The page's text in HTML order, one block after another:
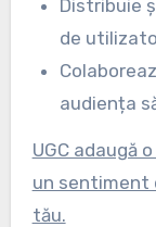
Distribuie
de
audiența
UGC adaugă
un sentiment
tău.